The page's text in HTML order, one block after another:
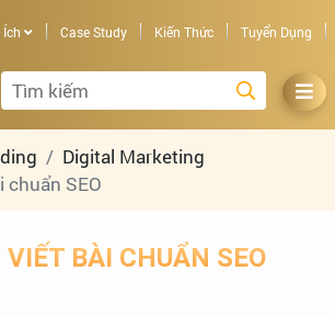
Ích Case Study Kiến Thức Tuyển Dụng
Digital Marketing
chuẩn SEO
VIẾT BÀI CHUẨN SEO